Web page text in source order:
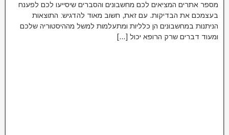
מספר אתרים המציאים לכם מחשבונים והסברים שיסייעו לכם לפענח
בעצמכם את הבדיקות. עם זאת, חשוב מאוד להדגיש: התוצאות
הניתנות במחשבונים הן כלליות ומתעלמות למשל מההיסטוריה שלכם
ומעוד דברים שרק הרופא יכול […]